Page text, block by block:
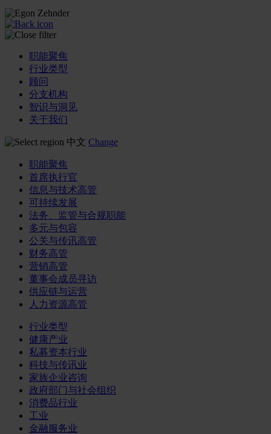
职能聚焦
行业类型
顾问
分支机构
智识与洞见
关于我们
中文 Change
职能聚焦
首席执行官
信息与技术高管
可持续发展
法务、监管与合规职能
多元与包容
公关与传讯高管
财务高管
营销高管
董事会成员寻访
供应链与运营
人力资源高管
行业类型
健康产业
私募资本行业
科技与传讯业
家族企业咨询
政府部门与社会组织
消费品行业
工业
金融服务业